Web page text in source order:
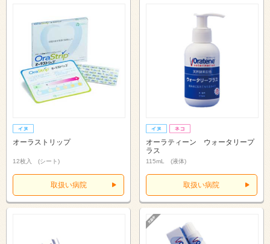
オーラストリップ
12枚入 (シート)
取扱い病院
オーラティーン ウォータリープ
ラス
115mL (液体)
取扱い病院